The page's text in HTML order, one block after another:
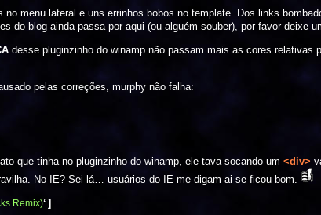
menu lateral e uns errinhos bobos no template. Dos links
do blog ainda passa por aqui (ou alguém souber), por favor deixe
desse pluginzinho do winamp não passam mais as cores
pelas correções, murphy não falha:
que tinha no pluginzinho do winamp, ele tava socando um<div>
No IE? Sei lá… usuários do IE me digam ai se ficou bom.
Remix)‘]